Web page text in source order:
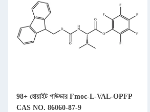
98+ হোয়াইট পাউডার Fmoc-L-VAL-OPFP
CAS NO. 86060-87-9